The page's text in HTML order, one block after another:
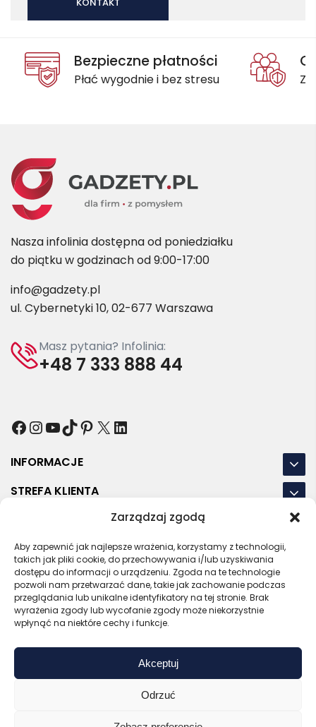
Zarządzaj zgodą
Aby zapewnić jak najlepsze wrażenia, korzystamy z technologii,
takich jak pliki cookie, do przechowywania i/lub uzyskiwania
dostępu do informacji o urządzeniu. Zgoda na te technologie
pozwoli nam przetwarzać dane, takie jak zachowanie podczas
przeglądania lub unikalne identyfikatory na tej stronie. Brak
wyrażenia zgody lub wycofanie zgody może niekorzystnie
wpłynąć na niektóre cechy i funkcje.
Akceptuj
Odrzuć
Bezpieczne płatności
Płać wygodnie i bez stresu
Nasza infolinia dostępna od poniedziałku
do piątku w godzinach od 9:00-17:00
info@gadzety.pl
ul. Cybernetyki 10, 02-677 Warszawa
Masz pytania? Infolinia:
+48 7 333 888 44
Facebook
Instagram
YouTube
TikTok
Pinterest
X LinkedIn
INFORMACJE
STREFA KLIENTA
NASZE LOKALIZACJE
OSTATNIE POSTY
RODOREGULAMINPOLITYKA PRYWATNOŚCI
Certyfikat SSL
Zaufany sprzedawca
Sprawdź opinie